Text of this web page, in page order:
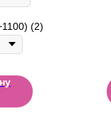
(2)